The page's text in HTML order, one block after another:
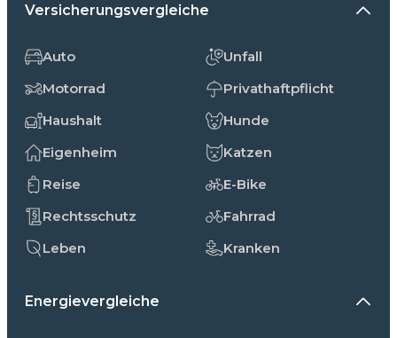
Versicherungsvergleiche
Auto
Motorrad
Haushalt
Eigenheim
Reise
Rechtsschutz
Leben
Unfall
Privathaftpflicht
Hunde
Katzen
E-Bike
Fahrrad
Kranken
Energievergleiche